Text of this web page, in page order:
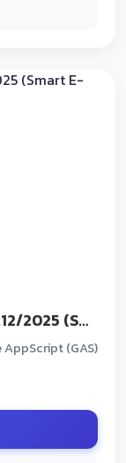
ระบบใบลาออนไลน์ สำหรับนักเรียน V.12/2025 (Smart E-Leave System for Schools)
AppScript (GAS)